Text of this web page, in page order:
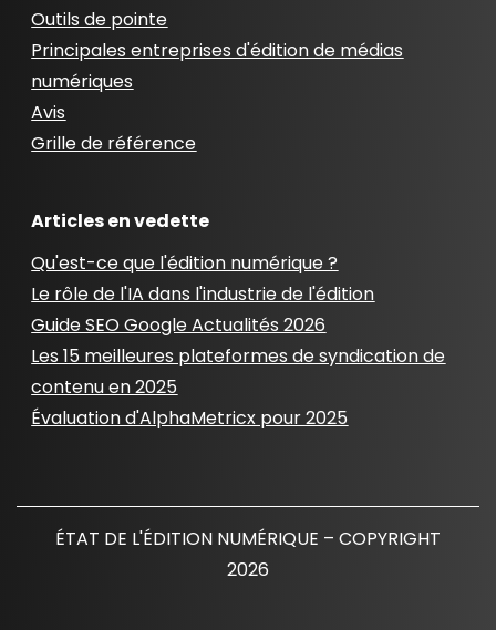
Outils de pointe
Principales entreprises d'édition de médias
numériques
Avis
Grille de référence
Articles en vedette
Qu'est-ce que l'édition numérique ?
Le rôle de l'IA dans l'industrie de l'édition
Guide SEO Google Actualités 2026
Les 15 meilleures plateformes de syndication de
contenu en 2025
Évaluation d'AlphaMetricx pour 2025
ÉTAT DE L'ÉDITION NUMÉRIQUE – COPYRIGHT
2026